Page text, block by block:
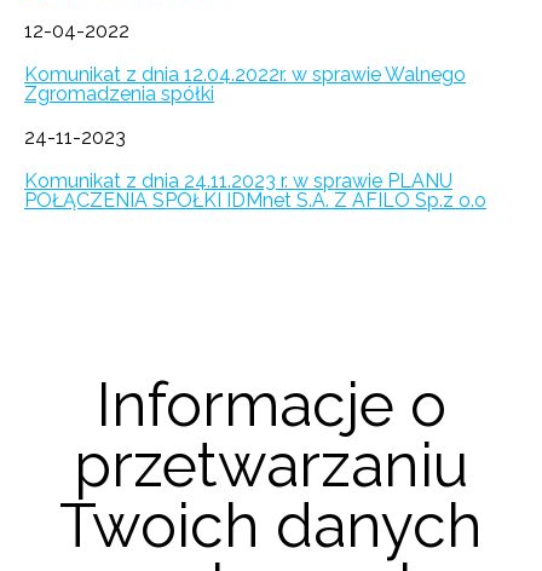
12-04-2022
Komunikat z dnia 12.04.2022r. w sprawie Walnego
Zgromadzenia spółki
24-11-2023
Komunikat z dnia 24.11.2023 r. w sprawie PLANU
POŁĄCZENIA SPÓŁKI IDMnet S.A. Z AFILO Sp.z o.o
Informacje o
przetwarzaniu
Twoich danych